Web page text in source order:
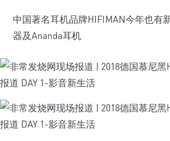
中国著名耳机品牌HIFIMAN今年也有
器及Ananda耳机